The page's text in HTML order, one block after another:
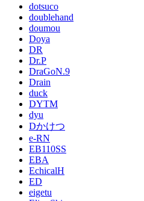
dotsuco
doublehand
doumou
Doya
DR
Dr.P
DraGoN.9
Drain
duck
DYTM
dyu
Dかけつ
e-RN
EB110SS
EBA
EchicalH
ED
eigetu